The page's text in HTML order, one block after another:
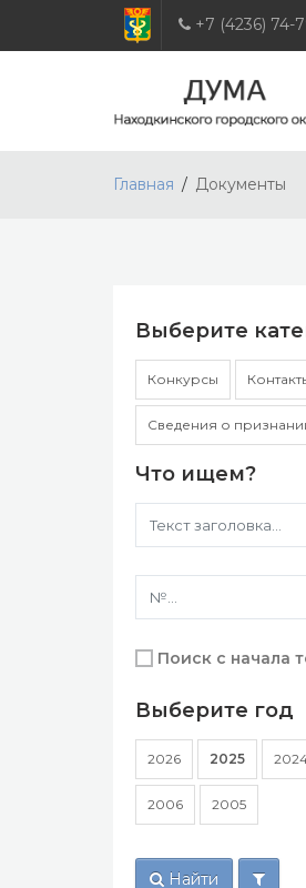
+7 (4236) 74-
Главная Документы
Выберите
Конкурсы
Сведения о
Что ищем?
Поиск с начала
Выберите год
2026 2025
2006 2005
Найти